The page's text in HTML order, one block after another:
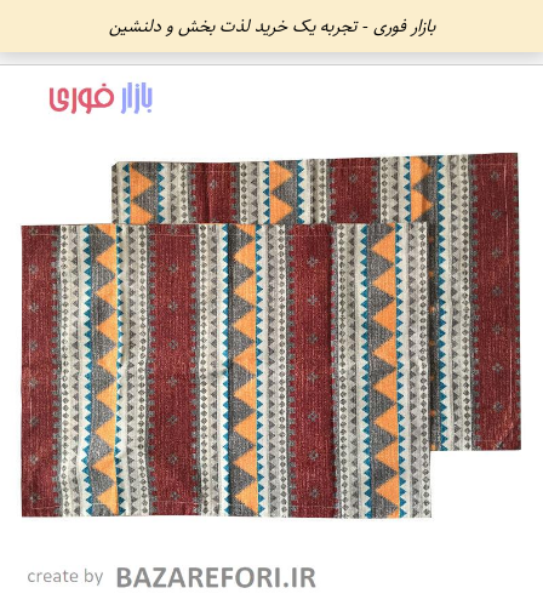
بازار فوری - تجربه یک خرید لذت بخش و دلنشین